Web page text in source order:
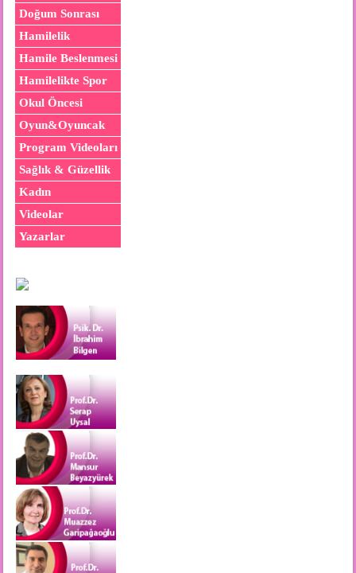
Doğum Sonrası
Hamilelik
Hamile Beslenmesi
Hamilelikte Spor
Okul Öncesi
Oyun&Oyuncak
Program Videoları
Sağlık & Güzellik
Kadın
Videolar
Yazarlar